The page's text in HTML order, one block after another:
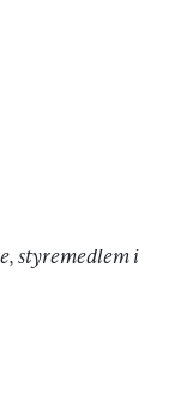
styremedlem i